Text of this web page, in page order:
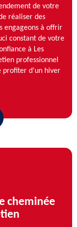
de votre
réaliser des
engageons à offrir
constant de votre
à Les
professionnel
profiter d'un hiver
cheminée